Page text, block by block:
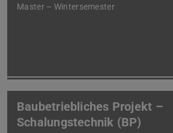
Master – Wintersemester
Baubetriebliches Projekt –
Schalungstechnik (BP)